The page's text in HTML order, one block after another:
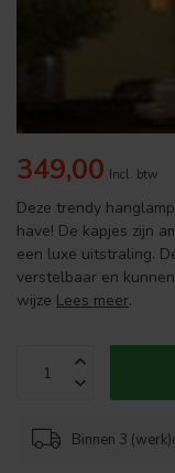
349,00 Incl. btw
Deze trendy
have! De kapjes zijn
een luxe uitstraling.
verstelbaar en
wijze Lees meer.
Binnen 3